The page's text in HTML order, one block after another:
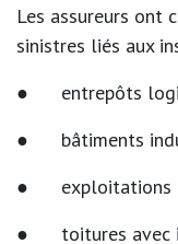
Les assureurs ont
sinistres liés aux
● entrepôts
● bâtiments
● exploitations
● toitures avec